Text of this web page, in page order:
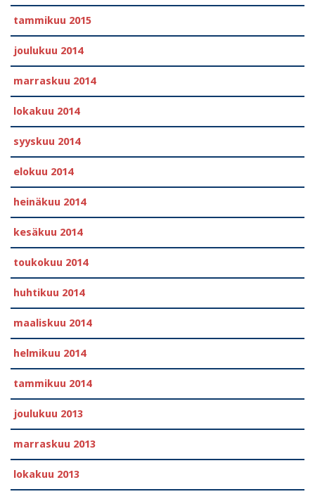
tammikuu 2015
joulukuu 2014
marraskuu 2014
lokakuu 2014
syyskuu 2014
elokuu 2014
heinäkuu 2014
kesäkuu 2014
toukokuu 2014
huhtikuu 2014
maaliskuu 2014
helmikuu 2014
tammikuu 2014
joulukuu 2013
marraskuu 2013
lokakuu 2013